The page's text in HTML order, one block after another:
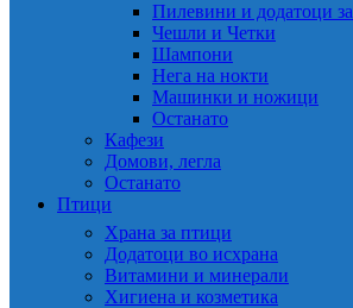
Пилевини и додатоци
Чешли и Четки
Шампони
Нега на нокти
Машинки и ножици
Останато
Кафези
Домови, легла
Останато
Птици
Храна за птици
Додатоци во исхрана
Витамини и минерали
Хигиена и козметика